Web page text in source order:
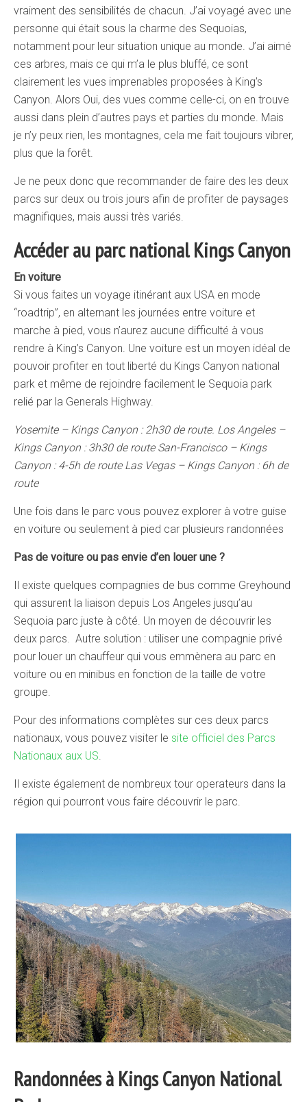
vraiment des sensibilités de chacun. J’ai voyagé avec une
personne qui était sous la charme des Sequoias,
notamment pour leur situation unique au monde. J’ai aimé
ces arbres, mais ce qui m’a le plus bluffé, ce sont
clairement les vues imprenables proposées à King’s
Canyon. Alors Oui, des vues comme celle-ci, on en trouve
aussi dans plein d’autres pays et parties du monde. Mais
je n’y peux rien, les montagnes, cela me fait toujours vibrer,
plus que la forêt.
Je ne peux donc que recommander de faire des les deux
parcs sur deux ou trois jours afin de profiter de paysages
magnifiques, mais aussi très variés.
Accéder au parc national Kings Canyon
En voiture
Si vous faites un voyage itinérant aux USA en mode
“roadtrip”, en alternant les journées entre voiture et
marche à pied, vous n’aurez aucune difficulté à vous
rendre à King’s Canyon. Une voiture est un moyen idéal de
pouvoir profiter en tout liberté du Kings Canyon national
park et même de rejoindre facilement le Sequoia park
relié par la Generals Highway.
Yosemite – Kings Canyon : 2h30 de route. Los Angeles –
Kings Canyon : 3h30 de routeSan-Francisco – Kings
Canyon : 4-5h de routeLas Vegas – Kings Canyon : 6h de
route
Une fois dans le parc vous pouvez explorer à votre guise
en voiture ou seulement à pied car plusieurs randonnées
Pas de voiture ou pas envie d’en louer une ?
Il existe quelques compagnies de bus comme Greyhound
qui assurent la liaison depuis Los Angeles jusqu’au
Sequoia parc juste à côté. Un moyen de découvrir les
deux parcs. Autre solution : utiliser une compagnie privé
pour louer un chauffeur qui vous emmènera au parc en
voiture ou en minibus en fonction de la taille de votre
groupe.
Pour des informations complètes sur ces deux parcs
nationaux, vous pouvez visiter le site officiel des Parcs
Nationaux aux US.
Il existe également de nombreux tour operateurs dans la
région qui pourront vous faire découvrir le parc.
Randonnées à Kings Canyon National